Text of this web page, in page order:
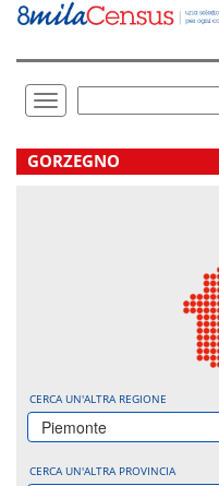
Vai
direttamente
Toggle
navigation
.
GORZEGNO
CERCA UN'ALTRA REGIONE
Piemonte
CERCA UN'ALTRA PROVINCIA